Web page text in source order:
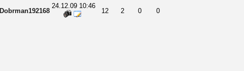
Dobrman192168
24.12.09 10:46
12 2 0 0